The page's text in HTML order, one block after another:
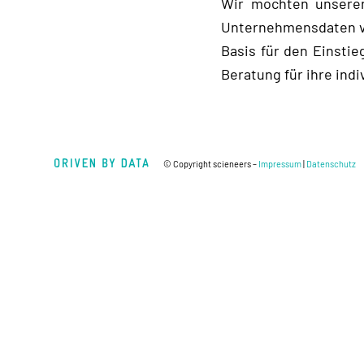
Unternehmensdaten
Basis für den
Beratung für ihre
© Copyright scieneers – Impressum| Datenschutz